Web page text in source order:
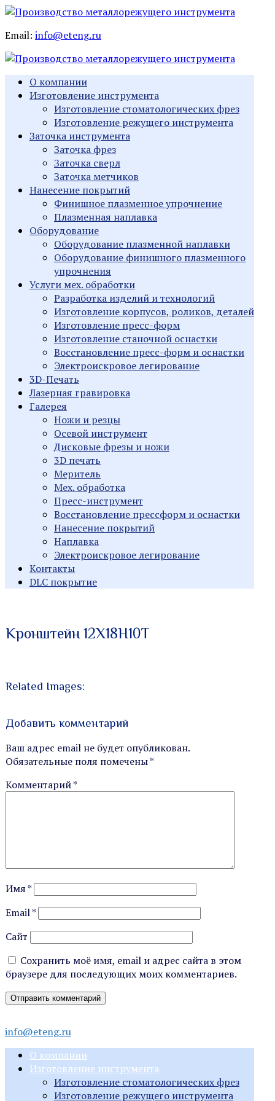
Email: info@eteng.ru
О компании
Изготовление инструмента
Изготовление стоматологических фрез
Изготовление режущего инструмента
Заточка инструмента
Заточка фрез
Заточка сверл
Заточка метчиков
Нанесение покрытий
Финишное плазменное упрочнение
Плазменная наплавка
Оборудование
Оборудование плазменной наплавки
Оборудование финишного плазменного
упрочнения
Услуги мех. обработки
Разработка изделий и технологий
Изготовление корпусов, роликов, деталей
Изготовление пресс-форм
Изготовление станочной оснастки
Восстановление пресс-форм и оснастки
Электроискровое легирование
3D-Печать
Лазерная гравировка
Галерея
Ножи и резцы
Осевой инструмент
Дисковые фрезы и ножи
3D печать
Меритель
Мех. обработка
Пресс-инструмент
Восстановление прессформ и оснастки
Нанесение покрытий
Наплавка
Электроискровое легирование
Контакты
DLC покрытие
Производство
инструмента
Кронштейн 12Х18Н10Т
Related Images:
Добавить комментарий
Ваш адрес email не будет опубликован.
Обязательные поля помечены*
Комментарий*
Имя*
Email*
Сайт
Сохранить моё имя, email и адрес сайта в этом
браузере для последующих моих комментариев.
info@eteng.ru
О компании
Изготовление инструмента
Изготовление стоматологических фрез
Изготовление режущего инструмента